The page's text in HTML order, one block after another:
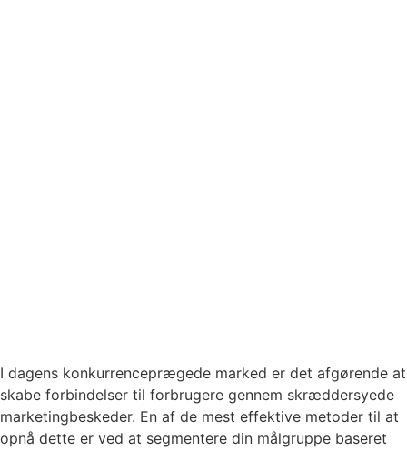
I dagens konkurrenceprægede marked er det afgørende at
skabe forbindelser til forbrugere gennem skræddersyede
marketingbeskeder. En af de mest effektive metoder til at
opnå dette er ved at segmentere din målgruppe baseret